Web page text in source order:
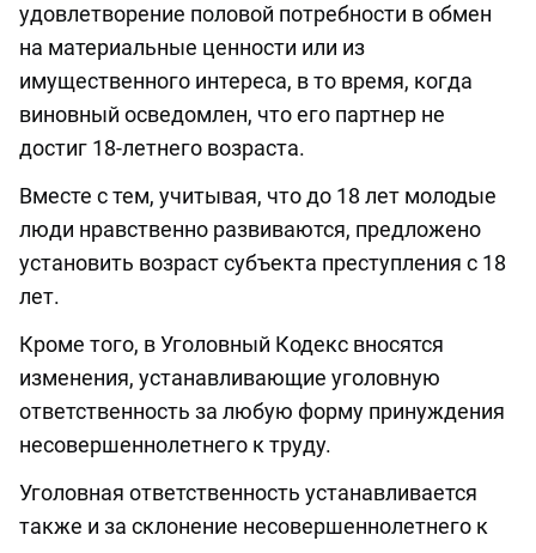
удовлетворение половой потребности в обмен
на материальные ценности или из
имущественного интереса, в то время, когда
виновный осведомлен, что его партнер не
достиг 18-летнего возраста.
Вместе с тем, учитывая, что до 18 лет молодые
люди нравственно развиваются, предложено
установить возраст субъекта преступления с 18
лет.
Кроме того, в Уголовный Кодекс вносятся
изменения, устанавливающие уголовную
ответственность за любую форму принуждения
несовершеннолетнего к труду.
Уголовная ответственность устанавливается
также и за склонение несовершеннолетнего к